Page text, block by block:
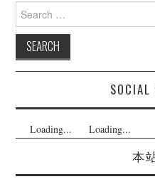
Search
for:
SOCIAL
Loading... Loading...
本